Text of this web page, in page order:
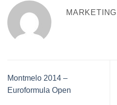
MARKETING
Montmelo 2014 –
Euroformula Open